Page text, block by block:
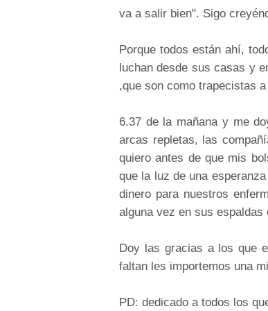
va a salir bien". Sigo
Porque todos están ahí,
luchan desde sus casas y
,que son como trapecistas
6.37 de la mañana y me
arcas repletas, las
quiero antes de que mis
que la luz de una
dinero para nuestros
alguna vez en sus
Doy las gracias a los que
faltan les importemos una
PD: dedicado a todos los